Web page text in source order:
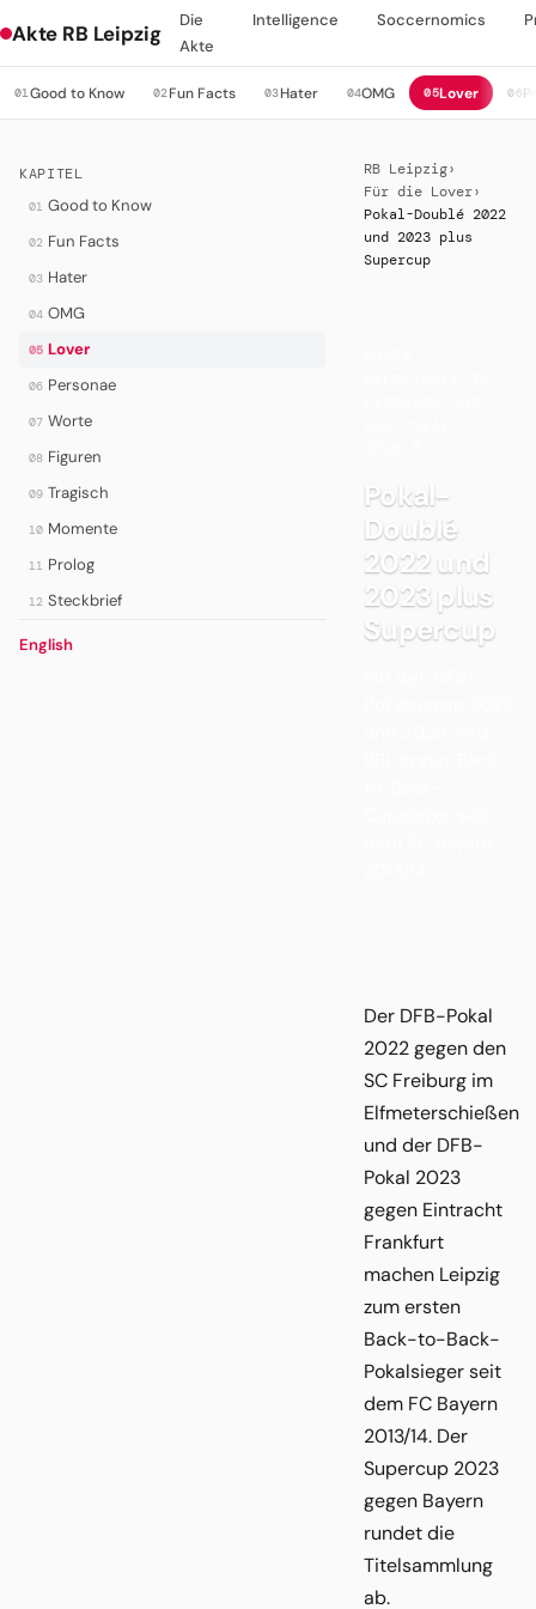
Akte RB Leipzig
Die
Akte
Intelligence Soccernomics
01Good to Know 02Fun Facts 03Hater 04OMG 05Lover 06
KAPITEL
01 Good to Know
02 Fun Facts
03 Hater
04 OMG
05 Lover
06 Personae
07 Worte
08 Figuren
09 Tragisch
10 Momente
11 Prolog
12 Steckbrief
English
RB Leipzig›
Für die Lover›
Pokal-Doublé 2022
und 2023 plus
Supercup
Pokal-
Doublé
2022 und
2023 plus
Supercup
Der DFB-Pokal
2022 gegen den
SC Freiburg im
Elfmeterschießen
und der DFB-
Pokal 2023
gegen Eintracht
Frankfurt
machen Leipzig
zum ersten
Back-to-Back-
Pokalsieger seit
dem FC Bayern
2013/14. Der
Supercup 2023
gegen Bayern
rundet die
Titelsammlung
ab.